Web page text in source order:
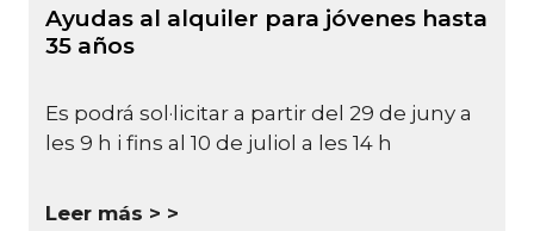
Ayudas al alquiler para jóvenes hasta
35 años
Es podrá sol·licitar a partir del 29 de juny a
les 9 h i fins al 10 de juliol a les 14 h
Leer más >